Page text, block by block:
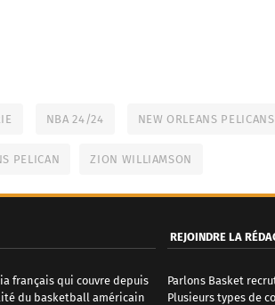
NBA 24/24 NEW ORLEANS PELICANS
PELICAN ZION WILLIAMSON
français qui couvre depuis
du basketball américain
REJOINDRE LA
Parlons Basket
Plusieurs types de